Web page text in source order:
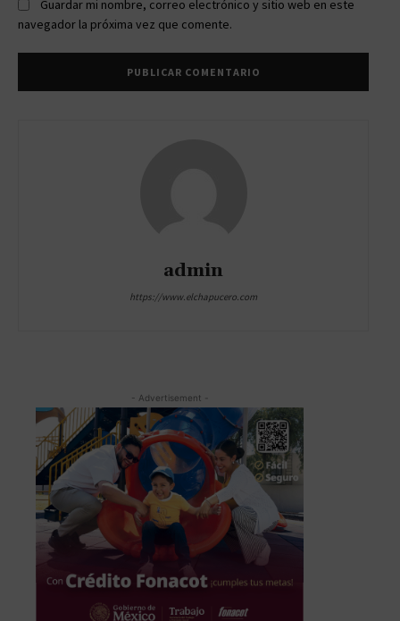
Guardar mi nombre, correo electrónico y sitio web en este
navegador la próxima vez que comente.
admin
https://www.elchapucero.com
- Advertisement -